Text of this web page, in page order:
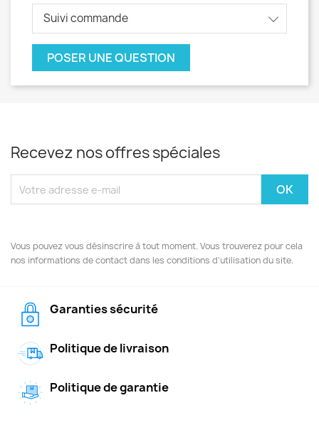
Suivi commande
POSER UNE QUESTION
Recevez nos offres spéciales
Vous pouvez vous désinscrire à tout moment. Vous trouverez pour cela
nos informations de contact dans les conditions d'utilisation du site.
Garanties sécurité
Politique de livraison
Politique de garantie